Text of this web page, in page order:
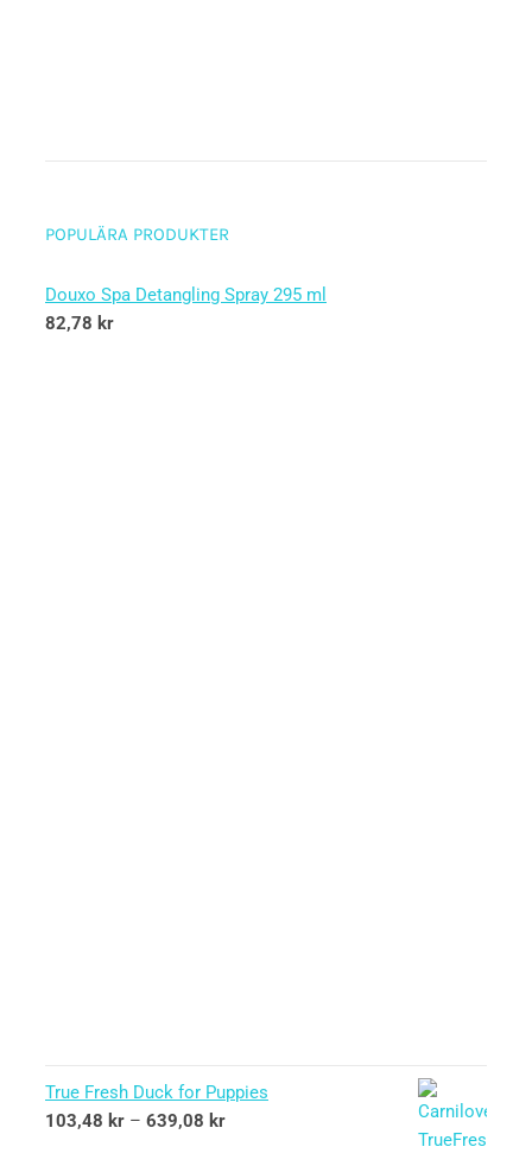
POPULÄRA PRODUKTER
Douxo Spa Detangling Spray 295 ml
82,78 kr
True Fresh Duck for Puppies
103,48 kr – 639,08 kr